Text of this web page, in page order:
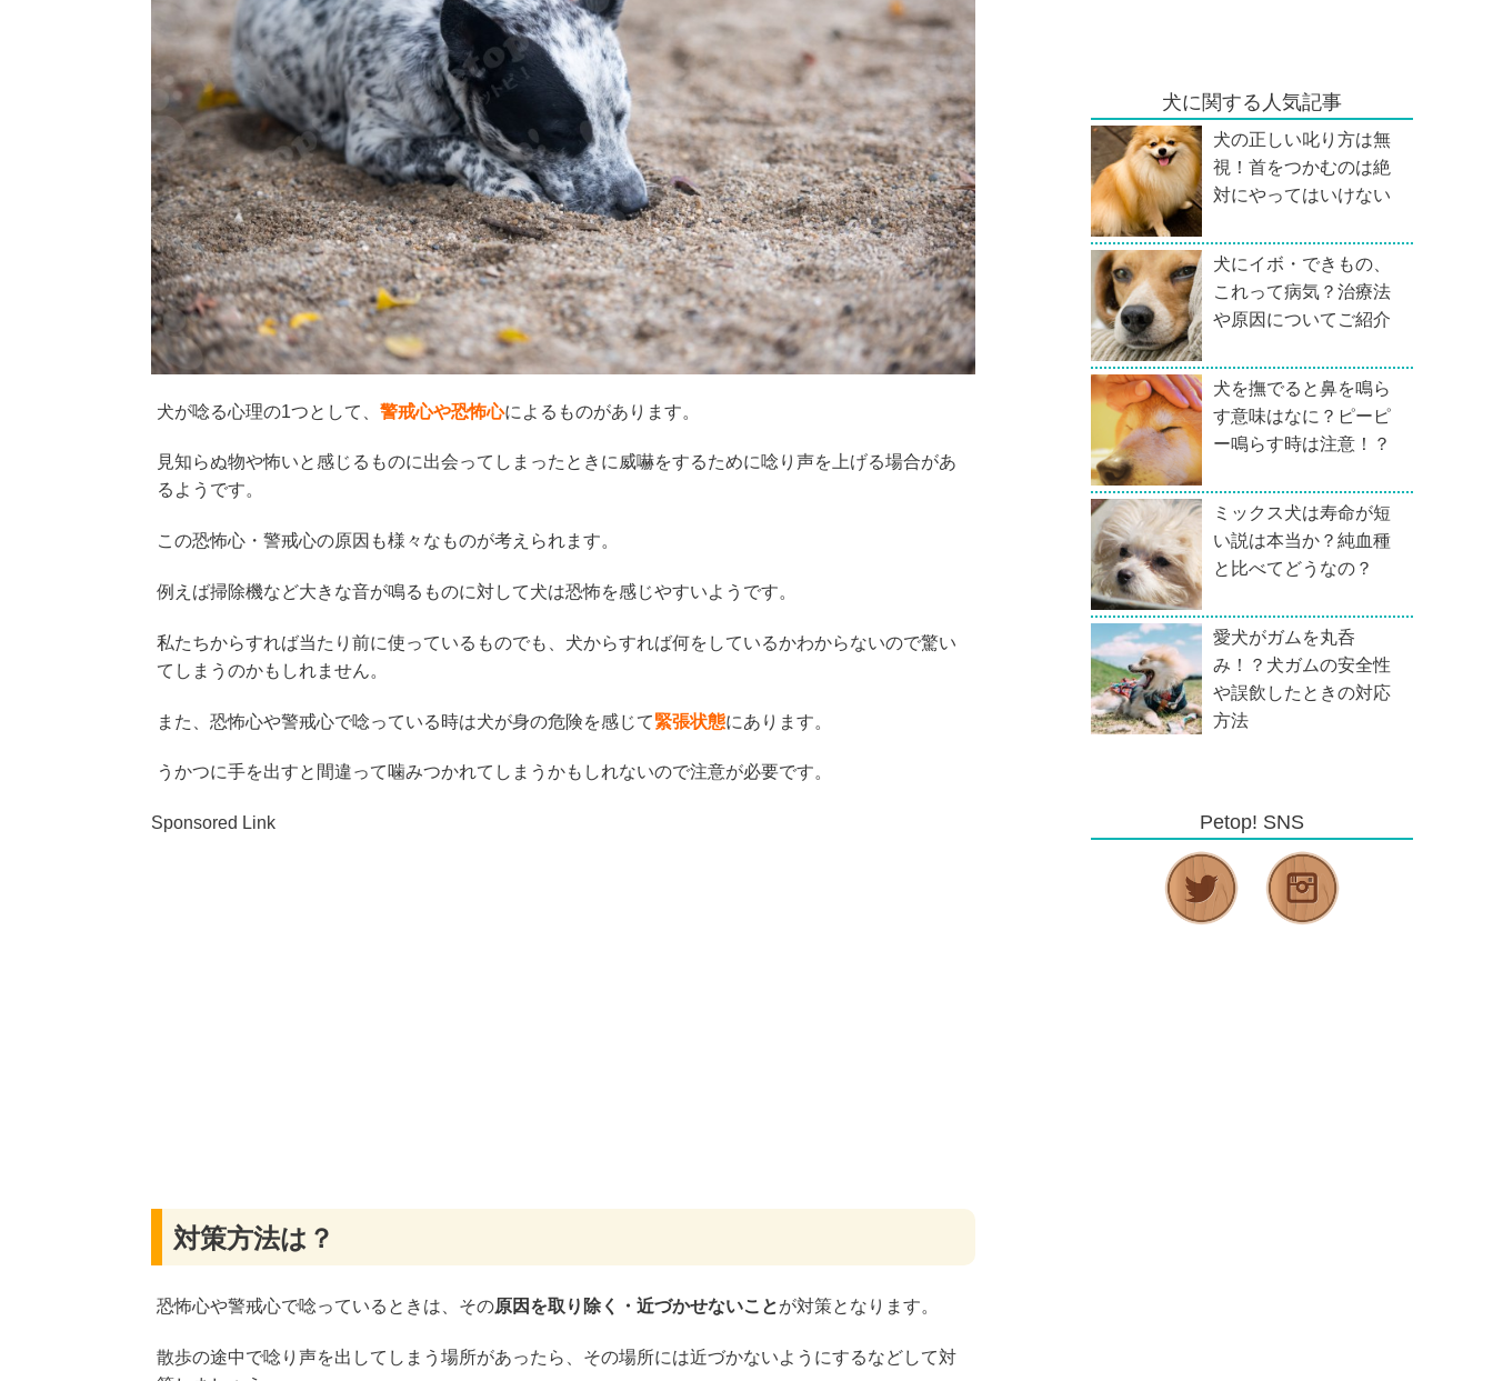
犬が唸る心理の1つとして、 警戒心や恐怖心によるものがあります。
見知らぬ物や怖いと感じるものに出会ってしまったときに威嚇をするために唸り声を上げる場合があ
るようです。
この恐怖心・警戒心の原因も様々なものが考えられます。
例えば掃除機など大きな音が鳴るものに対して犬は恐怖を感じやすいようです。
私たちからすれば当たり前に使っているものでも、犬からすれば何をしているかわからないので驚い
てしまうのかもしれません。
また、恐怖心や警戒心で唸っている時は犬が身の危険を感じて緊張状態にあります。
うかつに手を出すと間違って噛みつかれてしまうかもしれないので注意が必要です。
Sponsored Link
対策方法は？
恐怖心や警戒心で唸っているときは、その原因を取り除く・近づかせないことが対策となります。
散歩の途中で唸り声を出してしまう場所があったら、その場所には近づかないようにするなどして対
犬に関する人気記事
犬の正しい叱り方は無
視！首をつかむのは絶
対にやってはいけない
犬にイボ・できもの、
これって病気？治療法
や原因についてご紹介
犬を撫でると鼻を鳴ら
す意味はなに？ピーピ
ー鳴らす時は注意！？
ミックス犬は寿命が短
い説は本当か？純血種
と比べてどうなの？
愛犬がガムを丸呑
み！？犬ガムの安全性
や誤飲したときの対応
方法
Petop! SNS